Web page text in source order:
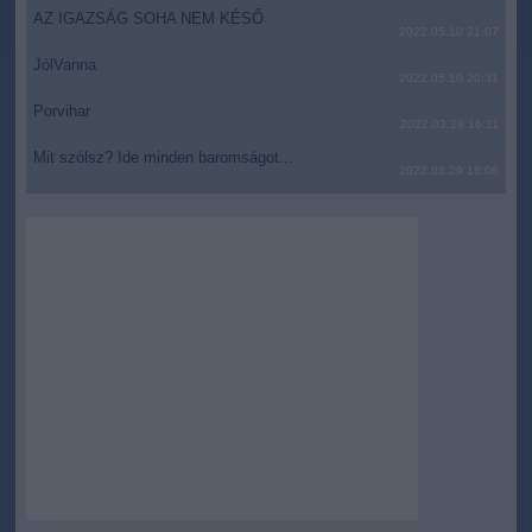
AZ IGAZSÁG SOHA NEM KÉSŐ
JólVanna
Porvihar
Mit szólsz? Ide minden baromságot...